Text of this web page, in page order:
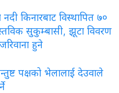
किनारबाट विस्थापित ७०
सुकुम्बासी, झूटा विवरण
हुने
पक्षको भेलालाई देउवाले